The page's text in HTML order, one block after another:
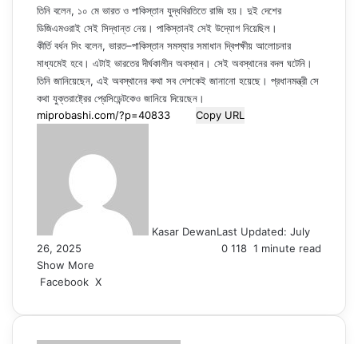
তিনি বলেন, ১০ মে ভারত ও পাকিস্তান যুদ্ধবিরতিতে রাজি হয়। দুই দেশের
ডিজিএমওরাই সেই সিদ্ধান্ত নেয়। পাকিস্তানই সেই উদ্যোগ নিয়েছিল।
কীর্তি বর্ধন সিং বলেন, ভারত–পাকিস্তান সমস্যার সমাধান দ্বিপক্ষীয় আলোচনার
মাধ্যমেই হবে। এটাই ভারতের দীর্ঘকালীন অবস্থান। সেই অবস্থানের বদল ঘটেনি।
তিনি জানিয়েছেন, এই অবস্থানের কথা সব দেশকেই জানানো হয়েছে। প্রধানমন্ত্রী সে
কথা যুক্তরাষ্ট্রের প্রেসিডেন্টকেও জানিয়ে দিয়েছেন।
Copy URL
Kasar DewanLast Updated: July
26, 2025
0 118 1 minute read
Show More
Facebook X
Email